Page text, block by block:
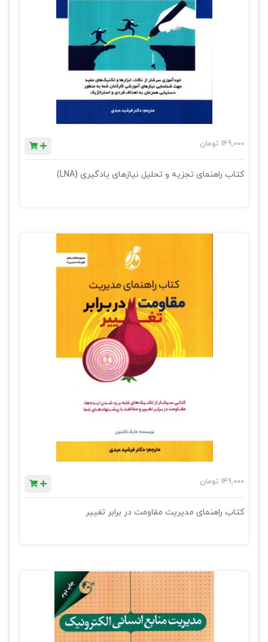
149,000 تومان
کتاب راهنمای تجزیه و تحلیل نیازهای یادگیری (LNA)
149,000 تومان
کتاب راهنمای مدیریت مقاومت در برابر تغییر